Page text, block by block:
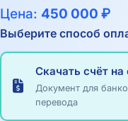
Цена: 450 000 ₽
Выберите способ
Скачать счёт на
Документ для
перевода